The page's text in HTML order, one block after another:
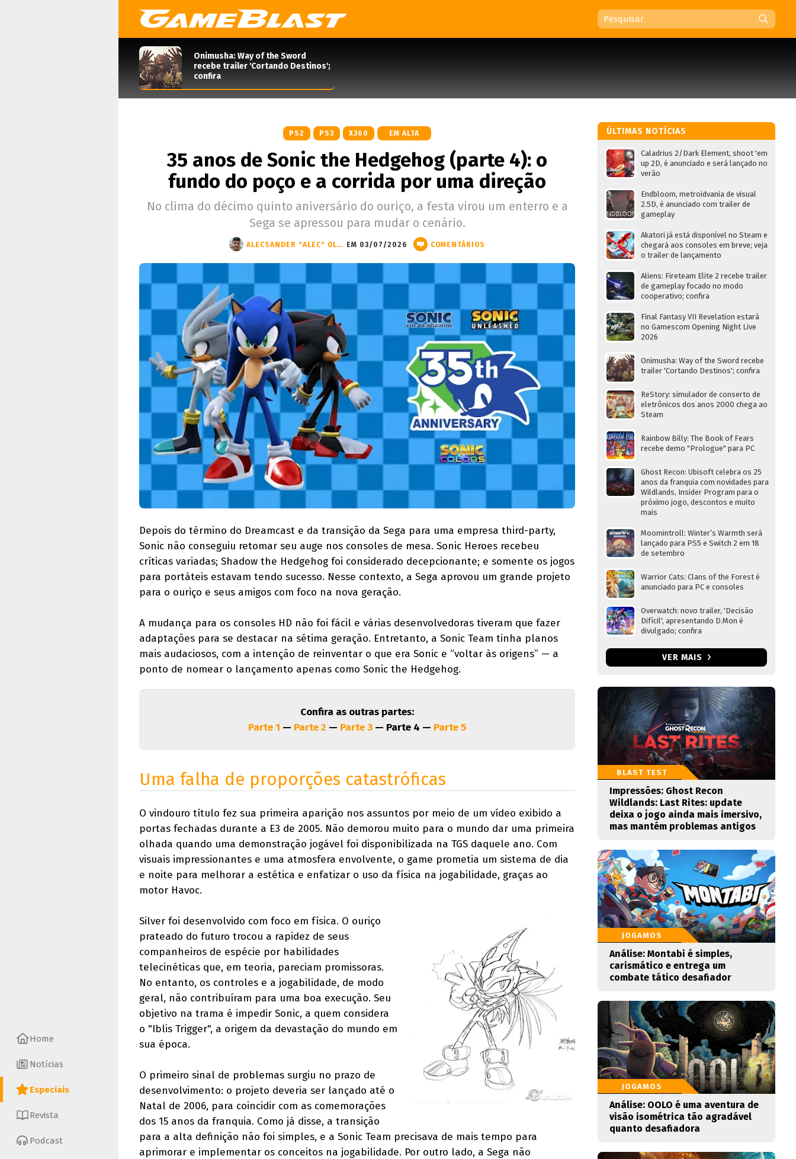
Home
Notícias
Especiais
Revista
Podcast
Onimusha: Way of the Sword
recebe trailer 'Cortando Destinos';
confira
PS2 PS3 X360 EM ALTA
35 anos de Sonic the Hedgehog (parte 4): o
fundo do poço e a corrida por uma direção
No clima do décimo quinto aniversário do ouriço, a festa virou um enterro e a
Sega se apressou para mudar o cenário.
ALECSANDER "ALEC" OLIVEIRA EM 03/07/2026 COMENTÁRIOS
Depois do término do Dreamcast e da transição da Sega para uma empresa third-party,
Sonic não conseguiu retomar seu auge nos consoles de mesa. Sonic Heroes recebeu
críticas variadas; Shadow the Hedgehog foi considerado decepcionante; e somente os jogos
para portáteis estavam tendo sucesso. Nesse contexto, a Sega aprovou um grande projeto
para o ouriço e seus amigos com foco na nova geração.
A mudança para os consoles HD não foi fácil e várias desenvolvedoras tiveram que fazer
adaptações para se destacar na sétima geração. Entretanto, a Sonic Team tinha planos
mais audaciosos, com a intenção de reinventar o que era Sonic e “voltar às origens” — a
ponto de nomear o lançamento apenas como Sonic the Hedgehog.
Confira as outras partes:
Parte 1 — Parte 2 — Parte 3 — Parte 4 — Parte 5
Uma falha de proporções catastróficas
O vindouro título fez sua primeira aparição nos assuntos por meio de um vídeo exibido a
portas fechadas durante a E3 de 2005. Não demorou muito para o mundo dar uma primeira
olhada quando uma demonstração jogável foi disponibilizada na TGS daquele ano. Com
visuais impressionantes e uma atmosfera envolvente, o game prometia um sistema de dia
e noite para melhorar a estética e enfatizar o uso da física na jogabilidade, graças ao
motor Havoc.
Silver foi desenvolvido com foco em física. O ouriço
prateado do futuro trocou a rapidez de seus
companheiros de espécie por habilidades
telecinéticas que, em teoria, pareciam promissoras.
No entanto, os controles e a jogabilidade, de modo
geral, não contribuíram para uma boa execução. Seu
objetivo na trama é impedir Sonic, a quem considera
o "Iblis Trigger", a origem da devastação do mundo em
sua época.
O primeiro sinal de problemas surgiu no prazo de
desenvolvimento: o projeto deveria ser lançado até o
Natal de 2006, para coincidir com as comemorações
dos 15 anos da franquia. Como já disse, a transição
para a alta definição não foi simples, e a Sonic Team precisava de mais tempo para
aprimorar e implementar os conceitos na jogabilidade. Por outro lado, a Sega não
ÚLTIMAS NOTÍCIAS
Caladrius 2/Dark Element, shoot 'em
up 2D, é anunciado e será lançado no
verão
Endbloom, metroidvania de visual
2.5D, é anunciado com trailer de
gameplay
Akatori já está disponível no Steam e
chegará aos consoles em breve; veja
o trailer de lançamento
Aliens: Fireteam Elite 2 recebe trailer
de gameplay focado no modo
cooperativo; confira
Final Fantasy VII Revelation estará
no Gamescom Opening Night Live
2026
Onimusha: Way of the Sword recebe
trailer 'Cortando Destinos'; confira
ReStory: simulador de conserto de
eletrônicos dos anos 2000 chega ao
Steam
Rainbow Billy: The Book of Fears
recebe demo "Prologue" para PC
Ghost Recon: Ubisoft celebra os 25
anos da franquia com novidades para
Wildlands, Insider Program para o
próximo jogo, descontos e muito
mais
Moomintroll: Winter’s Warmth será
lançado para PS5 e Switch 2 em 18
de setembro
Warrior Cats: Clans of the Forest é
anunciado para PC e consoles
Overwatch: novo trailer, 'Decisão
Difícil', apresentando D.Mon é
divulgado; confira
VER MAIS
BLAST TEST
Impressões: Ghost Recon
Wildlands: Last Rites: update
deixa o jogo ainda mais imersivo,
mas mantém problemas antigos
JOGAMOS
Análise: Montabi é simples,
carismático e entrega um
combate tático desafiador
JOGAMOS
Análise: OOLO é uma aventura de
visão isométrica tão agradável
quanto desafiadora